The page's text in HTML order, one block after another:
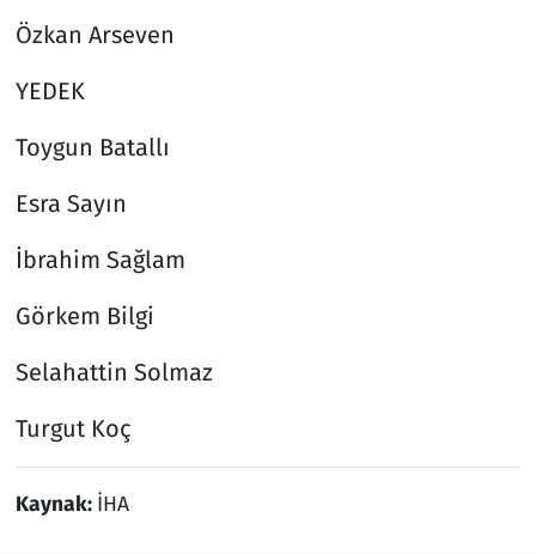
Özkan Arseven
YEDEK
Toygun Batallı
Esra Sayın
İbrahim Sağlam
Görkem Bilgi
Selahattin Solmaz
Turgut Koç
Kaynak: İHA